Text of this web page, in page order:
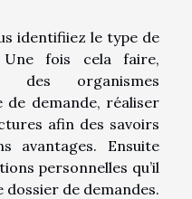
identifiiez le type de
fois cela faire,
des organismes
demande, réaliser
afin des savoirs
avantages. Ensuite
personnelles qu’il
de demandes.